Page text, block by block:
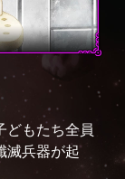
どもたち全員
滅兵器が起